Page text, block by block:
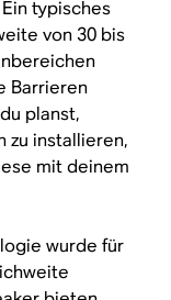
typisches
von 30 bis
Barrieren
planst,
zu installieren,
mit deinem
wurde für